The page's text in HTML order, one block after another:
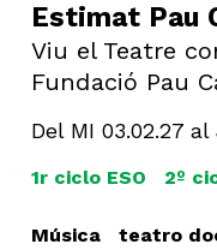
Estimat Pau
Viu el Teatre
Fundació Pau
Del MI 03.02.27 al
1r ciclo ESO 2º
Música teatro